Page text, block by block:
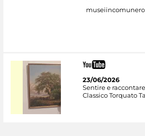
23/06/2026
Sentire e
Classico Torquato